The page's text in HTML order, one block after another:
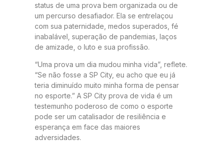
status de uma prova bem organizada ou de
um percurso desafiador. Ela se entrelaçou
com sua paternidade, medos superados, fé
inabalável, superação de pandemias, laços
de amizade, o luto e sua profissão.
“Uma prova um dia mudou minha vida”, reflete.
“Se não fosse a SP City, eu acho que eu já
teria diminuído muito minha forma de pensar
no esporte.” A SP City prova de vida é um
testemunho poderoso de como o esporte
pode ser um catalisador de resiliência e
esperança em face das maiores
adversidades.